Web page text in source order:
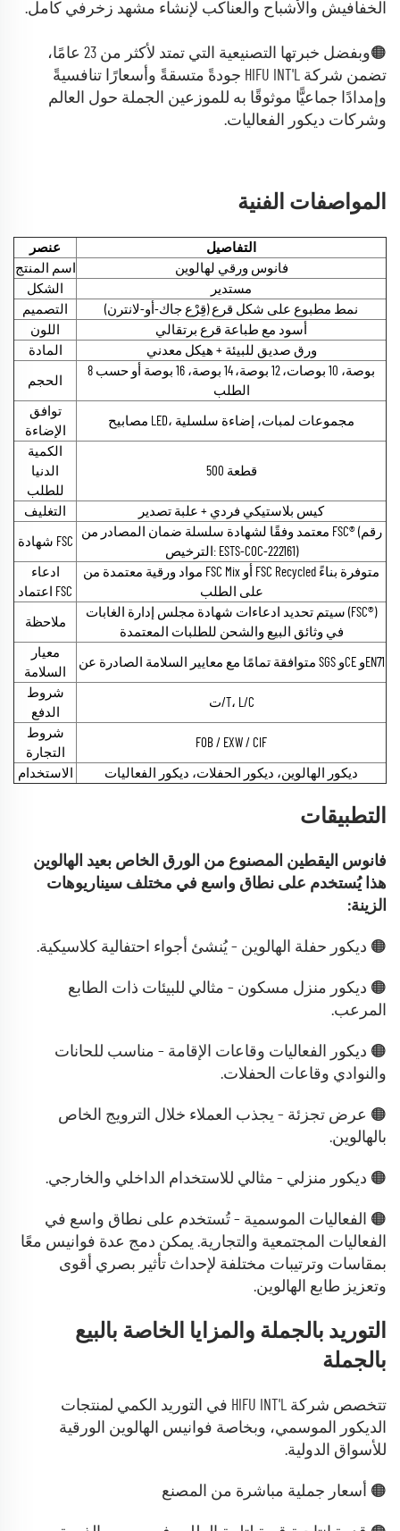
الخفافيش والأشباح والعناكب لإنشاء مشهد زخرفي كامل.
🟠وبفضل خبرتها التصنيعية التي تمتد لأكثر من 23 عامًا،
تضمن شركة HIFU INT'L جودةً متسقةً وأسعارًا تنافسيةً
وإمدادًا جماعيًّا موثوقًا به للموزعين الجملة حول العالم
وشركات ديكور الفعاليات.
المواصفات الفنية
عنصر
التفاصيل
اسم المنتج
فانوس ورقي لهالوين
الشكل
مستدير
التصميم
نمط مطبوع على شكل قرع (قِرْع جاك-أو-لانترن)
اللون
أسود مع طباعة قرع برتقالي
المادة
ورق صديق للبيئة + هيكل معدني
الحجم
8 بوصة، 10 بوصات، 12 بوصة، 14 بوصة، 16 بوصة أو حسب
الطلب
توافق
الإضاءة
مصابيح LED، مجموعات لمبات، إضاءة سلسلية
الكمية
الدنيا
للطلب
500 قطعة
التغليف كيس بلاستيكي فردي + علبة تصدير
شهادة FSC
معتمد وفقًا لشهادة سلسلة ضمان المصادر من FSC® (رقم
الترخيص: ESTS-COC-222161)
ادعاء
اعتماد FSC
مواد ورقية معتمدة من FSC Mix أو FSC Recycled متوفرة بناءً
على الطلب
ملاحظة
سيتم تحديد ادعاءات شهادة مجلس إدارة الغابات (FSC®)
في وثائق البيع والشحن للطلبات المعتمدة
معيار
السلامة
متوافقة تمامًا مع معايير السلامة الصادرة عن SGS وCE وEN71
شروط
الدفع
ت/T، L/C
شروط
التجارة
FOB / EXW / CIF
الاستخدام ديكور الهالوين، ديكور الحفلات، ديكور الفعاليات
التطبيقات
فانوس اليقطين المصنوع من الورق الخاص بعيد الهالوين
هذا يُستخدم على نطاق واسع في مختلف سيناريوهات
الزينة:
🟠 ديكور حفلة الهالوين – يُنشئ أجواء احتفالية كلاسيكية.
🟠 ديكور منزل مسكون – مثالي للبيئات ذات الطابع
المرعب.
🟠 ديكور الفعاليات وقاعات الإقامة – مناسب للحانات
والنوادي وقاعات الحفلات.
🟠 عرض تجزئة – يجذب العملاء خلال الترويج الخاص
بالهالوين.
🟠 ديكور منزلي – مثالي للاستخدام الداخلي والخارجي.
🟠 الفعاليات الموسمية – تُستخدم على نطاق واسع في
الفعاليات المجتمعية والتجارية. يمكن دمج عدة فوانيس معًا
بمقاسات وترتيبات مختلفة لإحداث تأثير بصري أقوى
وتعزيز طابع الهالوين.
التوريد بالجملة والمزايا الخاصة بالبيع
بالجملة
تتخصص شركة HIFU INT'L في التوريد الكمي لمنتجات
الديكور الموسمي، وبخاصة فوانيس الهالوين الورقية
للأسواق الدولية.
🟠 أسعار جملية مباشرة من المصنع